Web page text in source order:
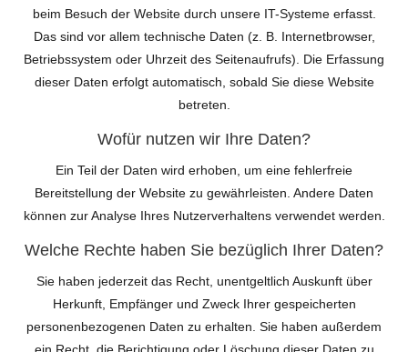
beim Besuch der Website durch unsere IT-Systeme erfasst.
Das sind vor allem technische Daten (z. B. Internetbrowser,
Betriebssystem oder Uhrzeit des Seitenaufrufs). Die Erfassung
dieser Daten erfolgt automatisch, sobald Sie diese Website
betreten.
Wofür nutzen wir Ihre Daten?
Ein Teil der Daten wird erhoben, um eine fehlerfreie
Bereitstellung der Website zu gewährleisten. Andere Daten
können zur Analyse Ihres Nutzerverhaltens verwendet werden.
Welche Rechte haben Sie bezüglich Ihrer Daten?
Sie haben jederzeit das Recht, unentgeltlich Auskunft über
Herkunft, Empfänger und Zweck Ihrer gespeicherten
personenbezogenen Daten zu erhalten. Sie haben außerdem